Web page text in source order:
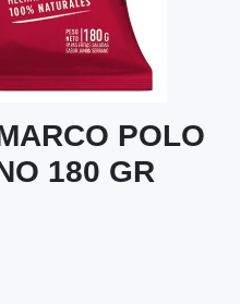
POLO
180 GR